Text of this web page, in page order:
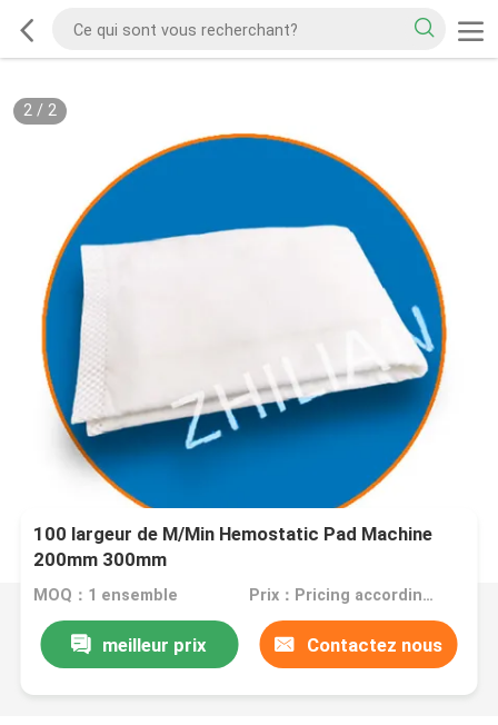
2/ 2
100 largeur de M/Min Hemostatic Pad Machine
200mm 300mm
MOQ：1 ensemble Prix：Pricing according to machine configuration
meilleur prix Contactez nous